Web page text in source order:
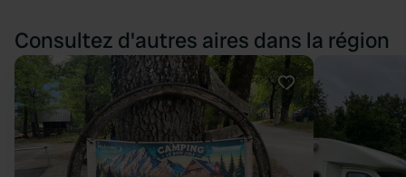
Consultez d'autres aires dans la région
Préféré